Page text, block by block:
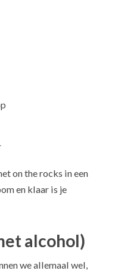
on the rocks in een
en klaar is je
alcohol)
we allemaal wel,